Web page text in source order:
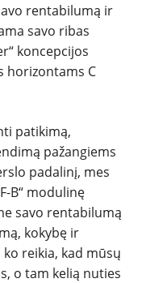
rentabilumą ir
savo ribas
koncepcijos
horizontams C
patikimą,
pažangiems
padalinį, mes
B“ modulinę
savo rentabilumą
kokybę ir
reikia, kad mūsų
o tam kelią nuties